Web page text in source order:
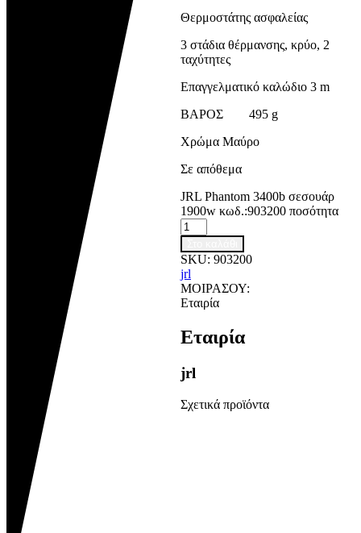
Θερμοστάτης ασφαλείας
3 στάδια θέρμανσης, κρύο, 2
ταχύτητες
Επαγγελματικό καλώδιο 3 m
ΒΑΡΟΣ 495 g
Χρώμα Μαύρο
Σε απόθεμα
JRL Phantom 3400b σεσουάρ
1900w κωδ.:903200 ποσότητα
SKU: 903200
jrl
ΜΟΙΡΑΣΟΥ:
Εταιρία
Εταιρία
jrl
Σχετικά προϊόντα